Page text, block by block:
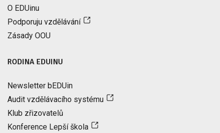
O EDUinu
Podporuju vzdělávání
Zásady OOU
RODINA EDUINU
Newsletter bEDUin
Audit vzdělávacího systému
Klub zřizovatelů
Konference Lepší škola